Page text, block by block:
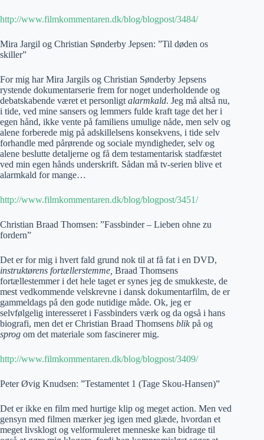
http://www.filmkommentaren.dk/blog/blogpost/3484/
Mira Jargil og Christian Sønderby Jepsen: ”Til døden os
skiller”
For mig har Mira Jargils og Christian Sønderby Jepsens
rystende dokumentarserie frem for noget underholdende og
debatskabende været et personligt alarmkald. Jeg må altså nu,
i tide, ved mine sansers og lemmers fulde kraft tage det her i
egen hånd, ikke vente på familiens umulige nåde, men selv og
alene forberede mig på adskillelsens konsekvens, i tide selv
forhandle med pårørende og sociale myndigheder, selv og
alene beslutte detaljerne og få dem testamentarisk stadfæstet
ved min egen hånds underskrift. Sådan må tv-serien blive et
alarmkald for mange…
http://www.filmkommentaren.dk/blog/blogpost/3451/
Christian Braad Thomsen: ”Fassbinder – Lieben ohne zu
fordern”
Det er for mig i hvert fald grund nok til at få fat i en DVD,
instruktørens fortællerstemme, Braad Thomsens
fortællestemmer i det hele taget er synes jeg de smukkeste, de
mest vedkommende velskrevne i dansk dokumentarfilm, de er
gammeldags på den gode nutidige måde. Ok, jeg er
selvfølgelig interesseret i Fassbinders værk og da også i hans
biografi, men det er Christian Braad Thomsens blikpå og
sprog om det materiale som fascinerer mig.
http://www.filmkommentaren.dk/blog/blogpost/3409/
Peter Øvig Knudsen: ”Testamentet 1 (Tage Skou-Hansen)”
Det er ikke en film med hurtige klip og meget action. Men ved
gensyn med filmen mærker jeg igen med glæde, hvordan et
meget livsklogt og velformuleret menneske kan bidrage til